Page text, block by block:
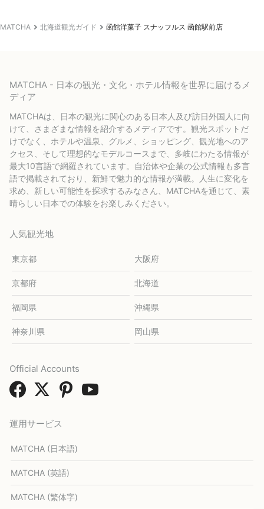
MATCHA 北海道観光ガイド 函館洋菓子 スナッフルス 函館駅前店
MATCHA - 日本の観光・文化・ホテル情報を世界に届けるメ
ディア
MATCHAは、日本の観光に関心のある日本人及び訪日外国人に向
けて、さまざまな情報を紹介するメディアです。観光スポットだ
けでなく、ホテルや温泉、グルメ、ショッピング、観光地へのア
クセス、そして理想的なモデルコースまで、多岐にわたる情報が
最大10言語で網羅されています。自治体や企業の公式情報も多言
語で掲載されており、新鮮で魅力的な情報が満載。人生に変化を
求め、新しい可能性を探求するみなさん、MATCHAを通じて、素
晴らしい日本での体験をお楽しみください。
人気観光地
東京都 大阪府
京都府 北海道
福岡県 沖縄県
神奈川県 岡山県
運用サービス
MATCHA (日本語)
MATCHA (英語)
MATCHA (繁体字)
Official Accounts